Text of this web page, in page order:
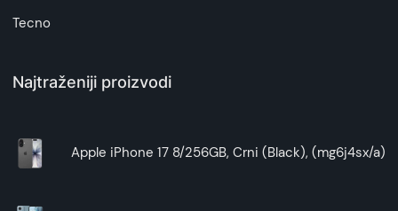
Tecno
Najtraženiji proizvodi
Apple iPhone 17 8/256GB, Crni (Black), (mg6j4sx/a)